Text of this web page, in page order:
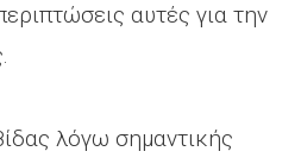
αυτές για την
λόγω σημαντικής